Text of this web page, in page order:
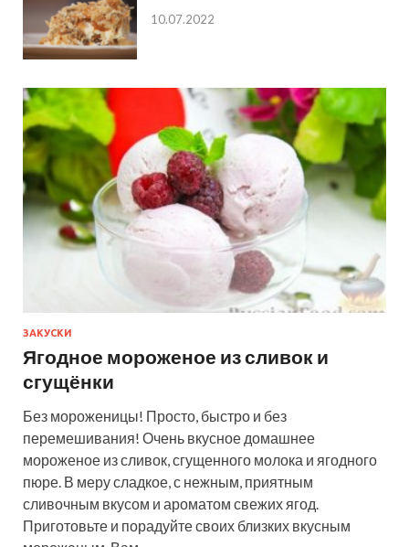
10.07.2022
ЗАКУСКИ
Ягодное мороженое из сливок и
сгущёнки
Без мороженицы! Просто, быстро и без
перемешивания! Очень вкусное домашнее
мороженое из сливок, сгущенного молока и ягодного
пюре. В меру сладкое, с нежным, приятным
сливочным вкусом и ароматом свежих ягод.
Приготовьте и порадуйте своих близких вкусным